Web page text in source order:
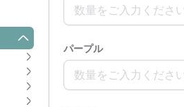
パープル